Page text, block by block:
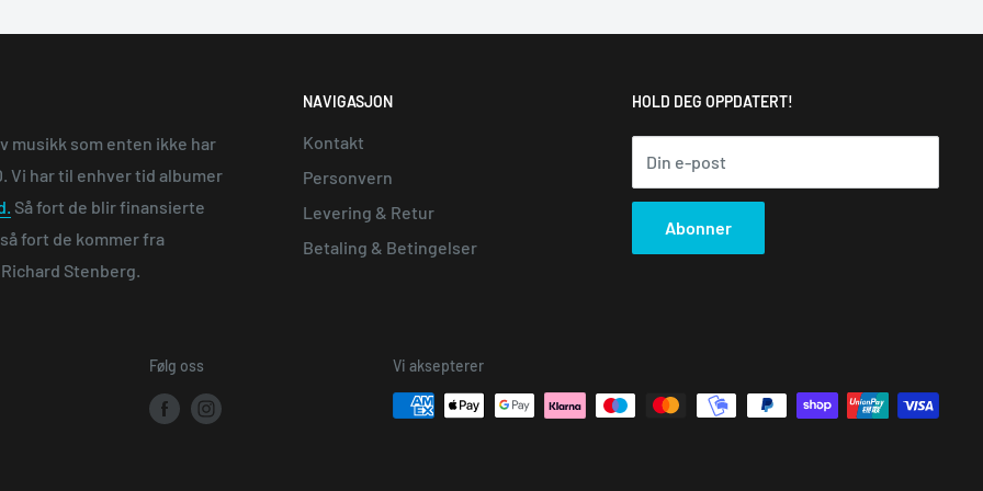
musikk som enten ikke har
Vi har til enhver tid albumer
Så fort de blir finansierte
fort de kommer fra
Stenberg.
NAVIGASJON
Kontakt
Personvern
Levering & Retur
Betaling & Betingelser
HOLD DEG OPPDATERT!
Din e-post
Abonner
Følg oss Vi aksepterer